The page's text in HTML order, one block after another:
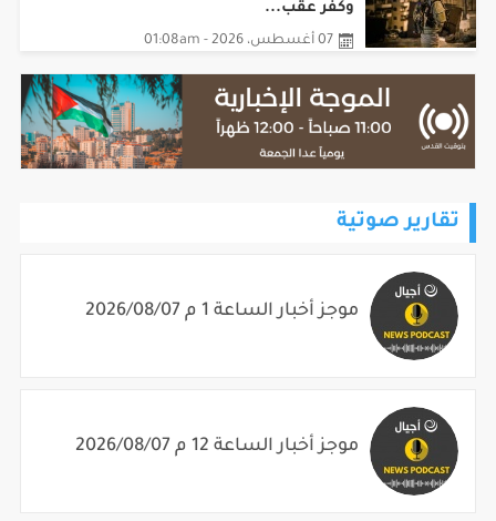
وكفر عقب...
07 أغسطس، 2026 - 01:08am
تقارير صوتية
موجز أخبار الساعة 1 م 2026/08/07
موجز أخبار الساعة 12 م 2026/08/07